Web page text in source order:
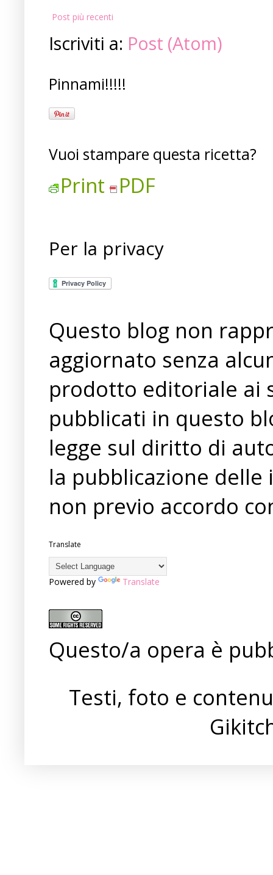
Post più recenti
Iscriviti a: Post (Atom)
Pinnami!!!!!
Vuoi stampare questa ricetta?
Print PDF
Per la privacy
Questo blog non
aggiornato senza
prodotto editoriale ai
pubblicati in questo
legge sul diritto di
la pubblicazione
non previo accordo
Translate
Powered by Translate
Questo/a opera è
Testi, foto e